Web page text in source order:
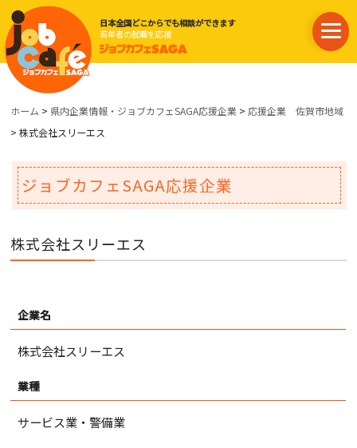
日本全国どこからでも相談ができます
若年者の就職を応援
ホーム > 県内企業情報・ジョブカフェSAGA応援企業 > 応援企業 佐賀市地域
> 株式会社スリーエス
ジョブカフェSAGA応援企業
株式会社スリーエス
企業名
株式会社スリーエス
業種
サービス業・警備業